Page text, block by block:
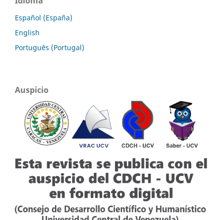
Español (España)
English
Português (Portugal)
Auspicio